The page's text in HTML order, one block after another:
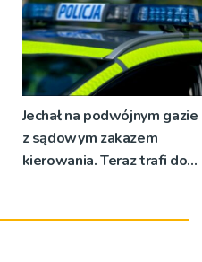
Jechał na podwójnym gazie
z sądowym zakazem
kierowania. Teraz trafi do